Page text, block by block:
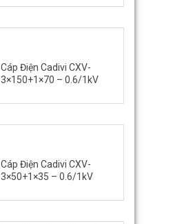
Cáp Điện Cadivi CXV-
3×150+1×70 – 0.6/1kV
Cáp Điện Cadivi CXV-
3×50+1×35 – 0.6/1kV